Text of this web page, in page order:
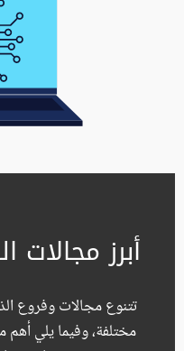
أبرز مجالات
تتنوع مجالات وفروع
مختلفة، وفيما يلي أهم